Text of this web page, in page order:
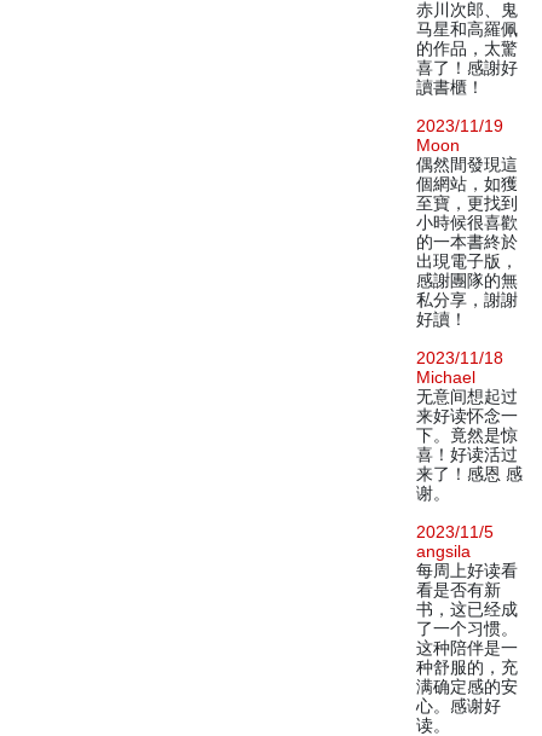
赤川次郎、鬼
马星和高羅佩
的作品，太驚
喜了！感謝好
讀書櫃！
2023/11/19
Moon
偶然間發現這
個網站，如獲
至寶，更找到
小時候很喜歡
的一本書終於
出現電子版，
感謝團隊的無
私分享，謝謝
好讀！
2023/11/18
Michael
无意间想起过
来好读怀念一
下。竟然是惊
喜！好读活过
来了！感恩 感
谢。
2023/11/5
angsila
每周上好读看
看是否有新
书，这已经成
了一个习惯。
这种陪伴是一
种舒服的，充
满确定感的安
心。感谢好
读。